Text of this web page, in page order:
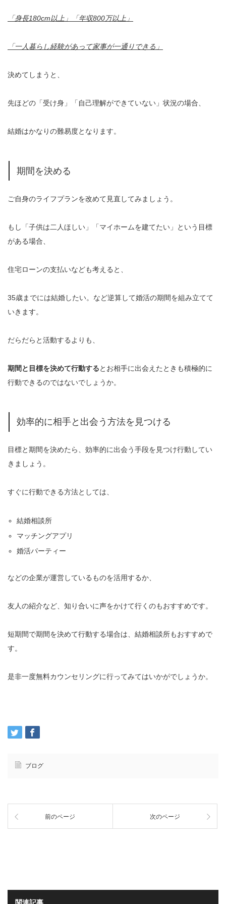
「身長180cm以上」「年収800万以上」
「一人暮らし経験があって家事が一通りできる」
決めてしまうと、
先ほどの「受け身」「自己理解ができていない」状況の場合、
結婚はかなりの難易度となります。
期間を決める
ご自身のライフプランを改めて見直してみましょう。
もし「子供は二人ほしい」「マイホームを建てたい」という目標
がある場合、
住宅ローンの支払いなども考えると、
35歳までには結婚したい。など逆算して婚活の期間を組み立てて
いきます。
だらだらと活動するよりも、
期間と目標を決めて行動するとお相手に出会えたときも積極的に
行動できるのではないでしょうか。
効率的に相手と出会う方法を見つける
目標と期間を決めたら、効率的に出会う手段を見つけ行動してい
きましょう。
すぐに行動できる方法としては、
結婚相談所
マッチングアプリ
婚活パーティー
などの企業が運営しているものを活用するか、
友人の紹介など、知り合いに声をかけて行くのもおすすめです。
短期間で期間を決めて行動する場合は、結婚相談所もおすすめで
す。
是非一度無料カウンセリングに行ってみてはいかがでしょうか。
ブログ
前のページ 次のページ